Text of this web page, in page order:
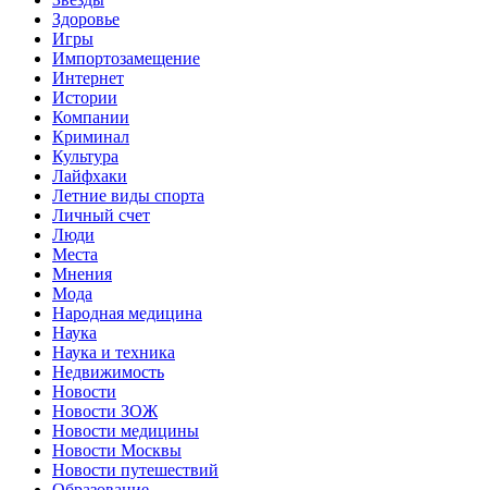
Здоровье
Игры
Импортозамещение
Интернет
Истории
Компании
Криминал
Культура
Лайфхаки
Летние виды спорта
Личный счет
Люди
Места
Мнения
Мода
Народная медицина
Наука
Наука и техника
Недвижимость
Новости
Новости ЗОЖ
Новости медицины
Новости Москвы
Новости путешествий